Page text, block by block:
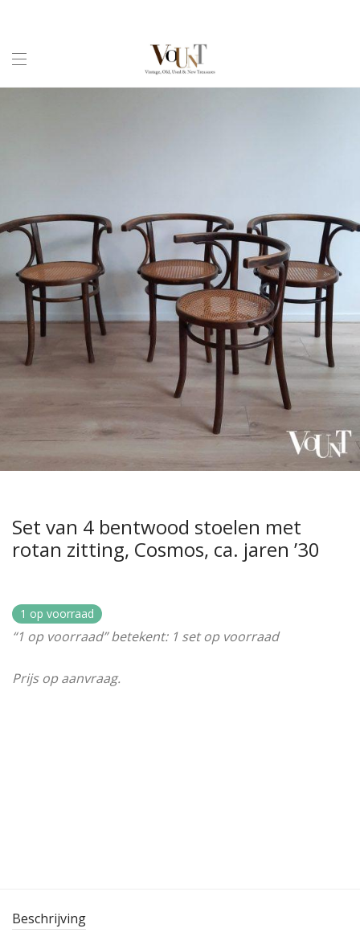
Set van 4 bentwood stoelen met
rotan zitting, Cosmos, ca. jaren ’30
1 op voorraad
“1 op voorraad” betekent: 1 set op voorraad
Prijs op aanvraag.
Beschrijving